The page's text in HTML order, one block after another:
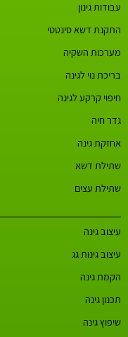
עבודות גינון
התקנת דשא סינטטי
מערכות השקיה
בריכת נוי לגינה
חיפוי קרקע לגינה
גדר חיה
אחזקת גינה
שתילת דשא
שתילת עצים
עיצוב גינה
עיצוב גינות גג
הקמת גינה
תכנון גינה
שיפוץ גינה